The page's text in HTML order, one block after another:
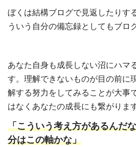
ぼくは結構ブログで見返したりす
ういう自分の備忘録としてもブロ
あなた自身も成長しない沼にハマ
す。理解できないものが目の前に
解する努力をしてみることが大事
はなくあなたの成長にも繋がります
「こういう考え方があるんだ
分はこの軸かな」